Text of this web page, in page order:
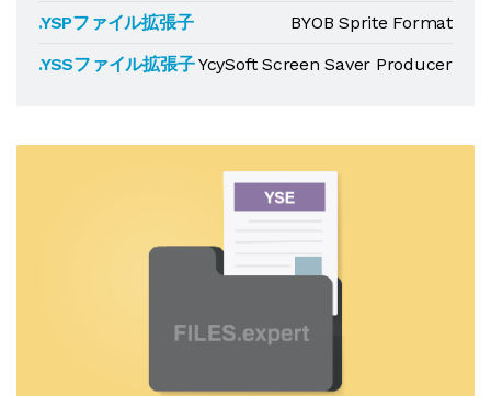
.YSPファイル拡張子
BYOB Sprite Format
.YSSファイル拡張子YcySoft Screen Saver Producer